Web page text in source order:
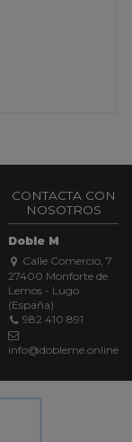
CONTACTA CON
NOSOTROS
Doble M
Calle Comercio, 7
27400 Monforte de
Lemos - Lugo
(España)
982 410 891
info@dobleme.online